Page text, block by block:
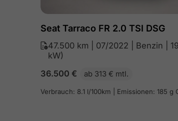
Seat Tarraco FR 2.0 TSI DSG
47.500 km | 07/2022 | Benzin |
kW)
36.500 € ab 313 € mtl.
Verbrauch: 8.1 l/100km | Emissionen: 185 g